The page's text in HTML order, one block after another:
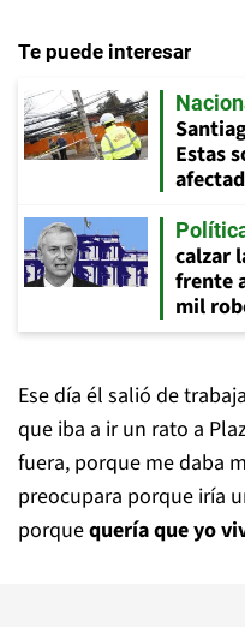
Te puede interesar
Estas
calzar
frente
mil
Ese día él salió de
que iba a ir un rato a
fuera, porque me daba
preocupara porque iría
porquequería que yo